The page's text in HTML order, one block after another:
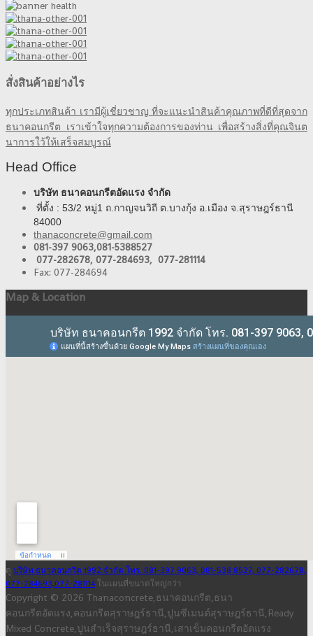
สั่งสินค้าอย่างไร
ทุกประเภทสินค้า เรามีผู้เชี่ยวชาญ ที่จะแนะนำสินค้าคุณภาพที่ดีที่สุดจาก
ธนาคอนกรีต เราเข้าใจทุกความต้องการของท่าน เพื่อสร้างสิ่งที่คุณจินต
นาการใว้ให้เสร็จสมบูรณ์
Head Office
บริษัท ธนาคอนกรีตอัดแรง จำกัด
ที่ตั้ง : 53/2 หมู่1 ถ.กาญจนวิถี ต.บางกุ้ง อ.เมือง จ.สุราษฎร์ธานี
84000
thanaconcrete@gmail.com
081-397 9063,081-5388527
077-282678, 077-284693, 077-281114
Fax: 077-284694
Map & Location
ดู บริษัท ธนาคอนกรีต 1992 จำกัด โทร. 081-397 9063, 081-538 8527, 077-282678,
077-284693,077-281114 ในแผนที่ขนาดใหญ่กว่า
Copyright © 2026 Thanaconcrete,ธนาคอนกรีต,ธนา
คอนกรีตอัดแรง,คอนกรีตสุราษฎร์ธานี,ปูนซีเมนต์สุราษฎร์ธานี,Ready
Mixed Concrete,ปูนสำเร็จสุราษฎร์ธานี,เสาเข็มคอนกรีตอัดแรง